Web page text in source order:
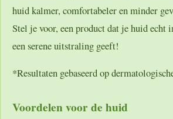
huid kalmer, comfortabeler en minder
Stel je voor, een product dat je huid echt
een serene uitstraling geeft!
*Resultaten gebaseerd op
Voordelen voor de huid